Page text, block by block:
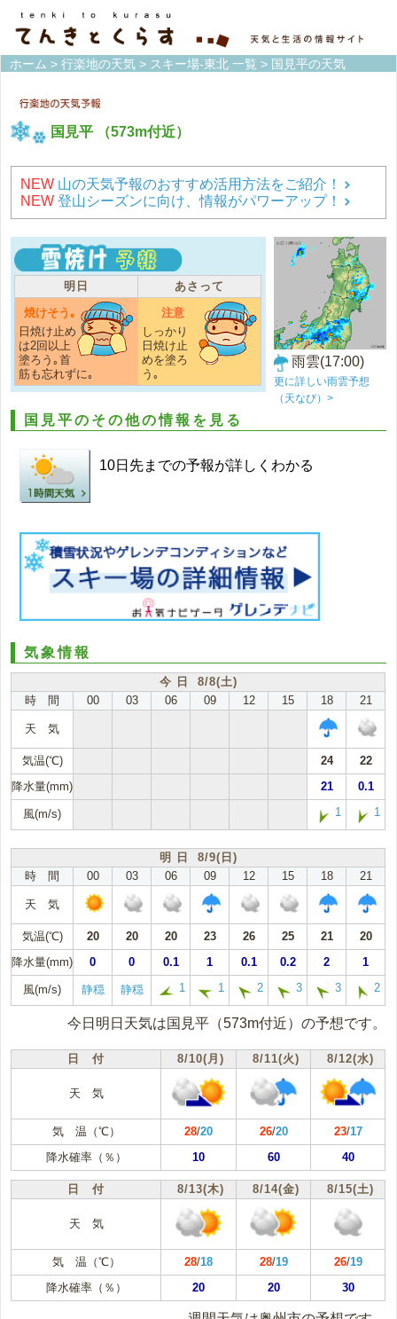
ホーム > 行楽地の天気 > スキー場-東北 一覧 > 国見平の天気
国見平 （573m付近）
NEW 山の天気予報のおすすめ活用方法をご紹介！
NEW 登山シーズンに向け、情報がパワーアップ！
明日
あさって
焼けそう｡
日焼け止め
は2回以上
塗ろう｡首
筋も忘れずに｡
注意
しっかり
日焼け止
めを塗ろ
う｡
雨雲(17:00)
更に詳しい雨雲予想
（天なび）>
国見平のその他の情報を見る
10日先までの予報が詳しくわかる
気象情報
今 日 8/8(土)
時 間
00 03 06 09 12 15 18 21
天 気
気温(℃) 24
22
降水量(mm)
21 0.1
風(m/s) 1 1
明 日 8/9(日)
時 間
00 03 06 09 12 15 18 21
天 気
気温(℃) 20 20 20 23 26 25 21
20
降水量(mm)
0 0 0.1 1 0.1 0.2 2 1
風(m/s) 静穏 静穏 1 1 2 3 3 2
今日明日天気は国見平（573m付近）の予想です。
日 付 8/10(月) 8/11(火) 8/12(水)
天 気
気 温（℃） 28/20 26/20 23/17
降水確率（％）
10 60 40
日 付 8/13(木) 8/14(金) 8/15(土)
天 気
気 温（℃） 28/18 28/19 26/19
降水確率（％）
20 20 30